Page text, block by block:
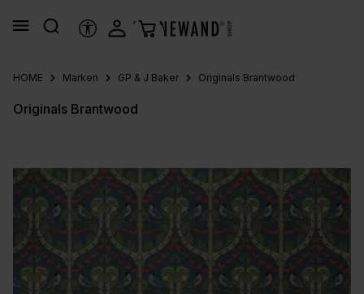
springen
HILFSTOOLS
HOME Marken GP & J Baker Originals Brantwood
Originals Brantwood